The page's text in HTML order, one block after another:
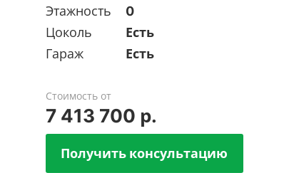
Этажность
0
Цоколь
Есть
Гараж
Есть
Стоимость от
7 413 700 р.
Получить консультацию